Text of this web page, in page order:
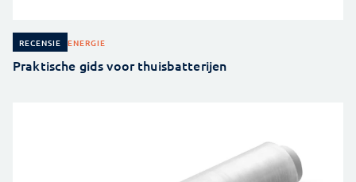
RECENSIE ENERGIE
Praktische gids voor thuisbatterijen